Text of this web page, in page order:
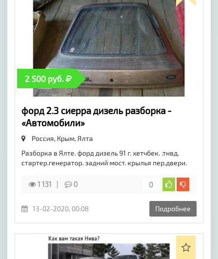
2 500 руб.
форд 2.3 сиерра дизель разборка -
«Автомобили»
Россия, Крым, Ялта
Разборка в Ялте. форд дизель 91 г. хетчбек. .тнвд.
стартер.генератор. задний мост. крылья пер.двери.
1 131 0 0
13-02-2020, 00:08 Подробнее